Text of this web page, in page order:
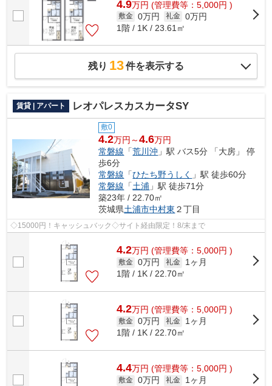
4.9万円 (管理費等：5,000円 )
敷金 0万円 礼金 0万円
1階 / 1K / 23.61㎡
残り 13件を表示する
賃貸 | アパート レオパレスカスカータSY
敷0
4.2万円～4.6万円
常磐線 「荒川沖 」駅 バス5分 「大房」 停
歩6分
常磐線 「ひたち野うしく
」駅 徒歩60分
常磐線 「土浦 」駅 徒歩71分
築23年 / 22.70㎡
茨城県土浦市中村東 ２丁目
◇15000円！キャッシュバック◇サイト経由限定！8/末まで
4.2万円 (管理費等：5,000円 )
敷金 0万円 礼金
1ヶ月
1階 / 1K / 22.70㎡
4.2万円 (管理費等：5,000円 )
敷金 0万円 礼金
1ヶ月
1階 / 1K / 22.70㎡
4.4万円 (管理費等：5,000円 )
敷金 0万円 礼金
1ヶ月